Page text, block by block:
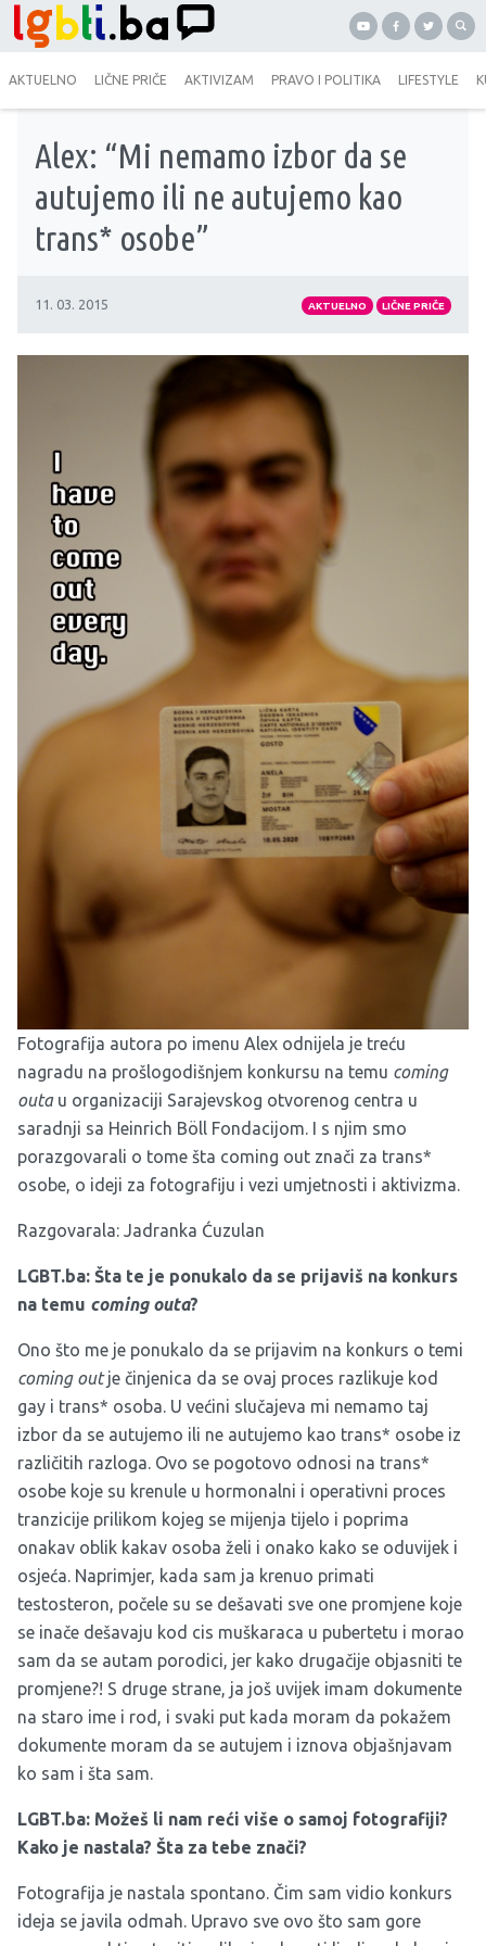
AKTUELNO LIČNE PRIČE AKTIVIZAM PRAVO I POLITIKA LIFESTYLE
Alex: “Mi nemamo izbor da se
autujemo ili ne autujemo kao
trans* osobe”
11. 03. 2015 AKTUELNO LIČNE PRIČE
Fotografija autora po imenu Alex odnijela je treću
nagradu na prošlogodišnjem konkursu na temu coming
outau organizaciji Sarajevskog otvorenog centra u
saradnji sa Heinrich Böll Fondacijom. I s njim smo
porazgovarali o tome šta coming out znači za trans*
osobe, o ideji za fotografiju i vezi umjetnosti i aktivizma.
Razgovarala: Jadranka Ćuzulan
LGBT.ba: Šta te je ponukalo da se prijaviš na konkurs
na temu coming outa?
Ono što me je ponukalo da se prijavim na konkurs o temi
coming outje činjenica da se ovaj proces razlikuje kod
gay i trans* osoba. U većini slučajeva mi nemamo taj
izbor da se autujemo ili ne autujemo kao trans* osobe iz
različitih razloga. Ovo se pogotovo odnosi na trans*
osobe koje su krenule u hormonalni i operativni proces
tranzicije prilikom kojeg se mijenja tijelo i poprima
onakav oblik kakav osoba želi i onako kako se oduvijek i
osjeća. Naprimjer, kada sam ja krenuo primati
testosteron, počele su se dešavati sve one promjene koje
se inače dešavaju kod cis muškaraca u pubertetu i morao
sam da se autam porodici, jer kako drugačije objasniti te
promjene?! S druge strane, ja još uvijek imam dokumente
na staro ime i rod, i svaki put kada moram da pokažem
dokumente moram da se autujem i iznova objašnjavam
ko sam i šta sam.
LGBT.ba: Možeš li nam reći više o samoj fotografiji?
Kako je nastala? Šta za tebe znači?
Fotografija je nastala spontano. Čim sam vidio konkurs
ideja se javila odmah. Upravo sve ovo što sam gore